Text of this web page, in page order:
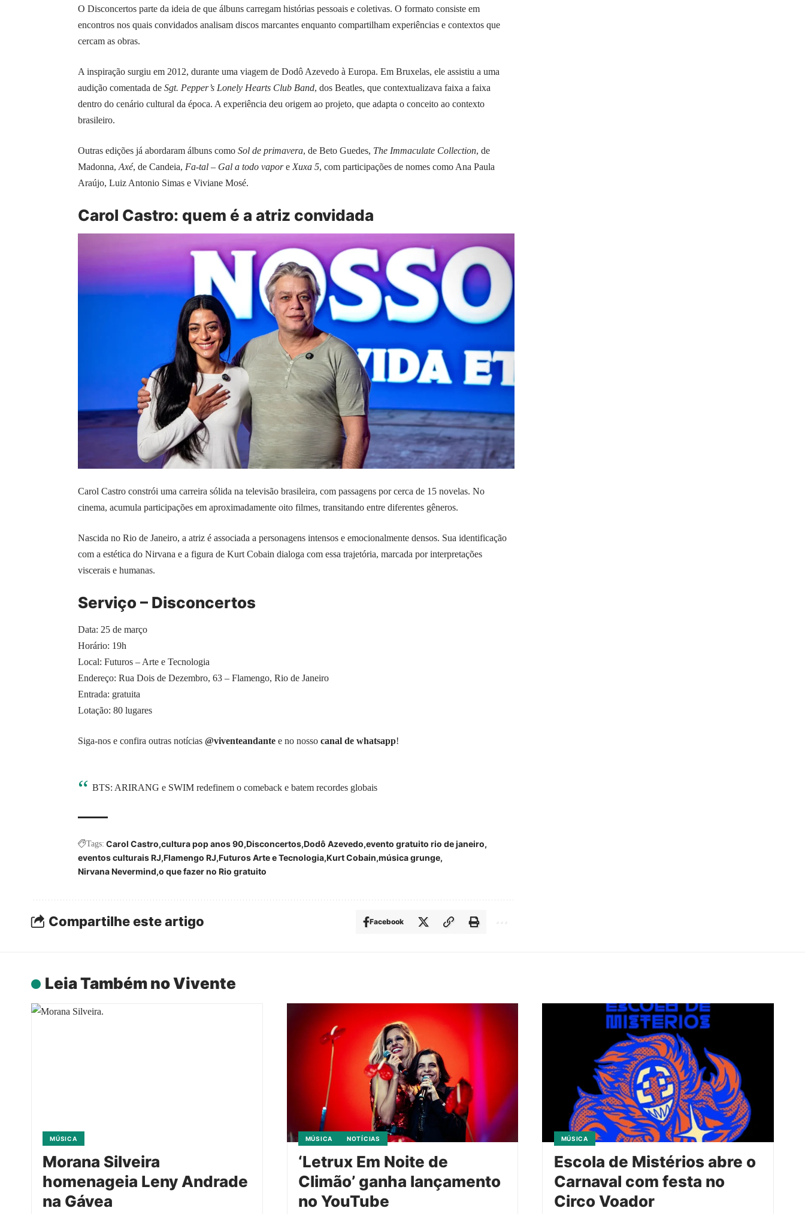
O Disconcertos parte da ideia de que álbuns carregam histórias pessoais e coletivas. O formato consiste em
encontros nos quais convidados analisam discos marcantes enquanto compartilham experiências e contextos que
cercam as obras.
A inspiração surgiu em 2012, durante uma viagem de Dodô Azevedo à Europa. Em Bruxelas, ele assistiu a uma
audição comentada de Sgt. Pepper’s Lonely Hearts Club Band, dos Beatles, que contextualizava faixa a faixa
dentro do cenário cultural da época. A experiência deu origem ao projeto, que adapta o conceito ao contexto
brasileiro.
Outras edições já abordaram álbuns como Sol de primavera, de Beto Guedes, The Immaculate Collection, de
Madonna, Axé, de Candeia, Fa-tal – Gal a todo vapore Xuxa 5, com participações de nomes como Ana Paula
Araújo, Luiz Antonio Simas e Viviane Mosé.
Carol Castro: quem é a atriz convidada
Carol Castro constrói uma carreira sólida na televisão brasileira, com passagens por cerca de 15 novelas. No
cinema, acumula participações em aproximadamente oito filmes, transitando entre diferentes gêneros.
Nascida no Rio de Janeiro, a atriz é associada a personagens intensos e emocionalmente densos. Sua identificação
com a estética do Nirvana e a figura de Kurt Cobain dialoga com essa trajetória, marcada porinterpretações
viscerais e humanas.
Serviço – Disconcertos
Data: 25 de março
Horário: 19h
Local: Futuros – Arte e Tecnologia
Endereço: Rua Dois de Dezembro, 63 – Flamengo, Rio de Janeiro
Entrada: gratuita
Lotação: 80 lugares
Siga-nos e confira outras notícias @viventeandante e no nosso canal de whatsapp!
BTS: ARIRANG e SWIM redefinem o comeback e batem recordes globais
Tags: Carol Castro cultura pop anos 90 Disconcertos Dodô Azevedo evento gratuito rio de janeiro
eventos culturais RJ Flamengo RJ Futuros Arte e Tecnologia Kurt Cobain música grunge
Nirvana Nevermind o que fazer no Rio gratuito
Compartilhe este artigo Facebook
Leia Também no Vivente
MÚSICA
Morana Silveira
homenageia Leny Andrade
na Gávea
MÚSICA NOTÍCIAS
‘Letrux Em Noite de
Climão’ ganha lançamento
no YouTube
MÚSICA
Escola de Mistérios abre o
Carnaval com festa no
Circo Voador